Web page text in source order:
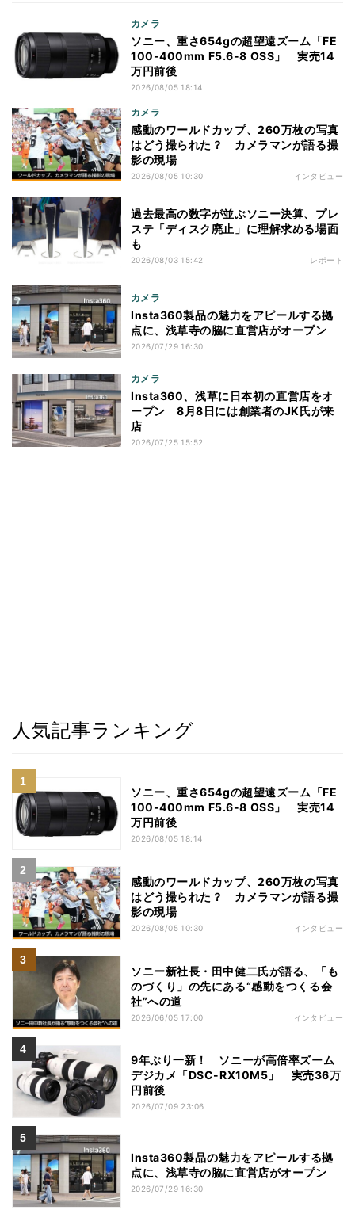
カメラ
ソニー、重さ654gの超望遠ズーム「FE
100-400mm F5.6-8 OSS」 実売14
万円前後
2026/08/05 18:14
カメラ
感動のワールドカップ、260万枚の写真
はどう撮られた？ カメラマンが語る撮
影の現場
2026/08/05 10:30 インタビュー
過去最高の数字が並ぶソニー決算、プレ
ステ「ディスク廃止」に理解求める場面
も
2026/08/03 15:42 レポート
カメラ
Insta360製品の魅力をアピールする拠
点に、浅草寺の脇に直営店がオープン
2026/07/29 16:30
カメラ
Insta360、浅草に日本初の直営店をオ
ープン 8月8日には創業者のJK氏が来
店
2026/07/25 15:52
人気記事ランキング
ソニー、重さ654gの超望遠ズーム「FE
100-400mm F5.6-8 OSS」 実売14
万円前後
2026/08/05 18:14
感動のワールドカップ、260万枚の写真
はどう撮られた？ カメラマンが語る撮
影の現場
2026/08/05 10:30 インタビュー
ソニー新社長・田中健二氏が語る、「も
のづくり」の先にある“感動をつくる会
社”への道
2026/06/05 17:00 インタビュー
9年ぶり一新！ ソニーが高倍率ズーム
デジカメ「DSC-RX10M5」 実売36万
円前後
2026/07/09 23:06
Insta360製品の魅力をアピールする拠
点に、浅草寺の脇に直営店がオープン
2026/07/29 16:30